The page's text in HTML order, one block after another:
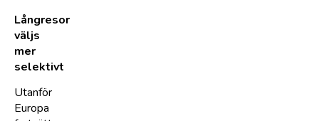
Långresor
väljs
mer
selektivt
Utanför
Europa